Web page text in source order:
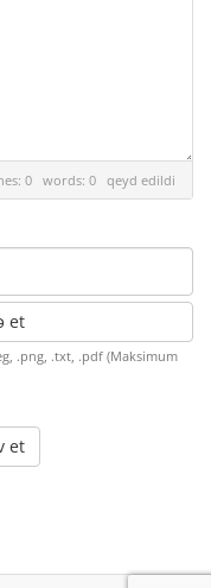
0 words: 0 qeyd edildi
et
.png, .txt, .pdf (Maksimum
et